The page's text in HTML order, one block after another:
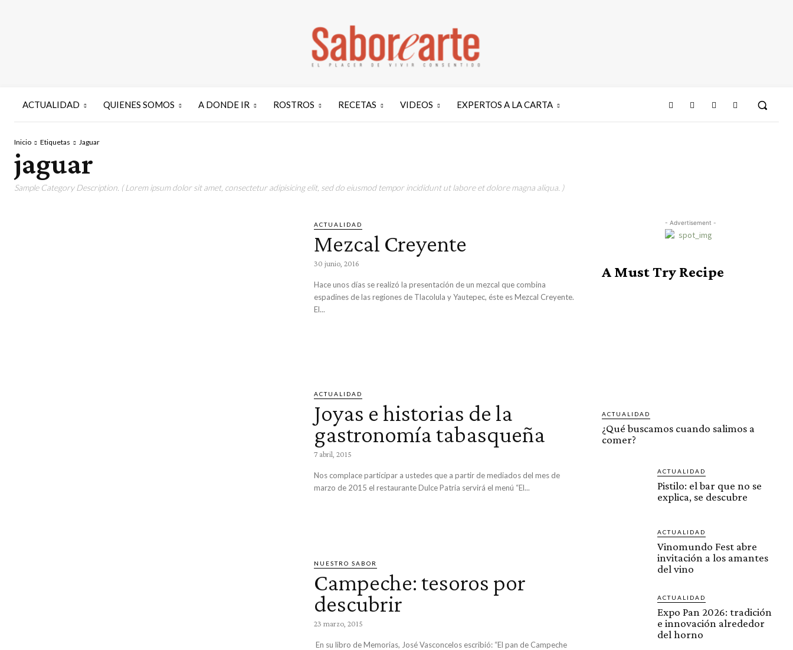
ACTUALIDAD QUIENES SOMOS A DONDE IR ROSTROS RECETAS VIDEOS EXPERTOS A LA CARTA
Inicio Etiquetas Jaguar
jaguar
Sample Category Description. ( Lorem ipsum dolor sit amet, consectetur adipisicing elit, sed do eiusmod tempor incididunt ut labore et dolore magna aliqua. )
ACTUALIDAD
Mezcal Creyente
30 junio, 2016
Hace unos días se realizó la presentación de un mezcal que combina
espadines de las regiones de Tlacolula y Yautepec, éste es Mezcal Creyente.
El...
ACTUALIDAD
Joyas e historias de la
gastronomía tabasqueña
7 abril, 2015
Nos complace participar a ustedes que a partir de mediados del mes de
marzo de 2015 el restaurante Dulce Patria servirá el menú “El...
NUESTRO SABOR
Campeche: tesoros por
descubrir
23 marzo, 2015
En su libro de Memorias, José Vasconcelos escribió: “El pan de Campeche
- Advertisement -
A Must Try Recipe
ACTUALIDAD
¿Qué buscamos cuando salimos a
comer?
ACTUALIDAD
Pistilo: el bar que no se
explica, se descubre
ACTUALIDAD
Vinomundo Fest abre
invitación a los amantes
del vino
ACTUALIDAD
Expo Pan 2026: tradición
e innovación alrededor
del horno